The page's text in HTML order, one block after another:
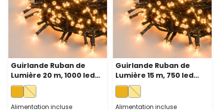
Guirlande Ruban de
Lumière 20 m, 1000 led
blanc chaud
traditionnel, câble vert
Alimentation incluse
Guirlande Ruban de
Lumière 15 m, 750 led
blanc chaud
traditionnel, câble vert
Alimentation incluse